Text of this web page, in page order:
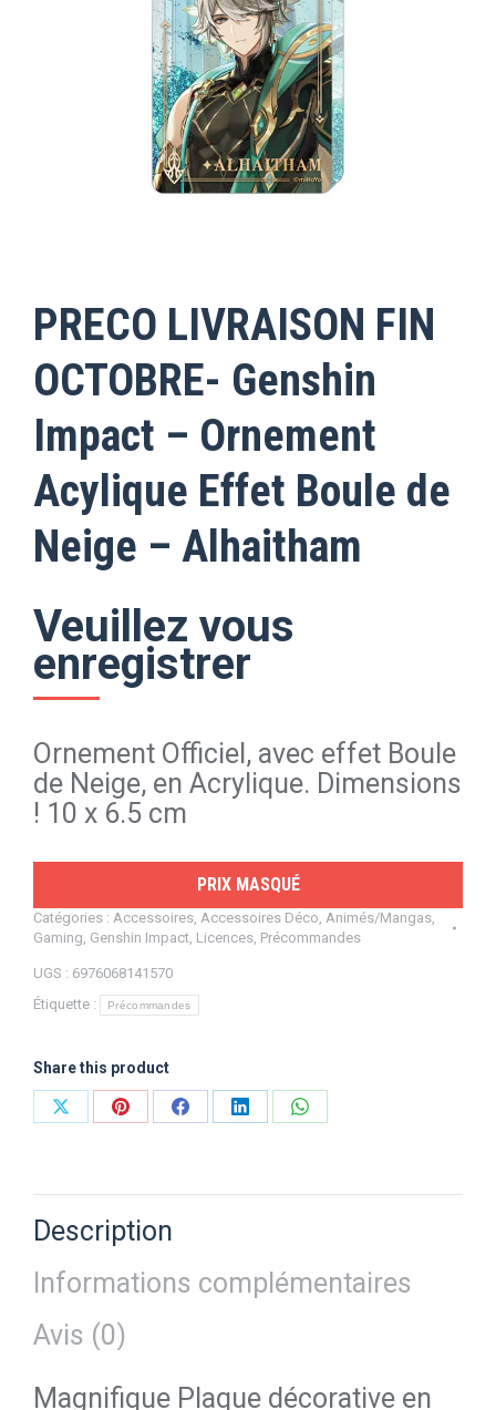
PRECO LIVRAISON FIN
OCTOBRE- Genshin
Impact – Ornement
Acylique Effet Boule de
Neige – Alhaitham
Veuillez vous
enregistrer
Ornement Officiel, avec effet Boule
de Neige, en Acrylique. Dimensions
! 10 x 6.5 cm
PRIX MASQUÉ
Catégories : Accessoires, Accessoires Déco, Animés/Mangas,
Gaming, Genshin Impact, Licences, Précommandes
UGS : 6976068141570
Étiquette :
Précommandes
Share this product
PartagerPartagerPartagerPartagerPartager
Description
Informations complémentaires
Avis (0)
Magnifique Plaque décorative en